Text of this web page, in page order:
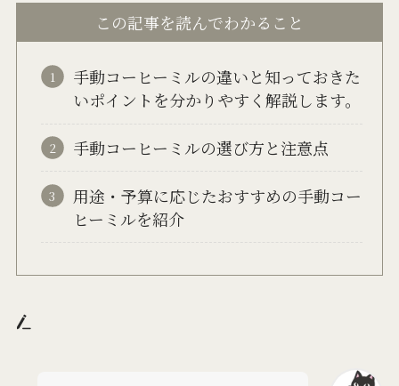
この記事を読んでわかること
手動コーヒーミルの違いと知っておきた
いポイントを分かりやすく解説します。
手動コーヒーミルの選び方と注意点
用途・予算に応じたおすすめの手動コー
ヒーミルを紹介